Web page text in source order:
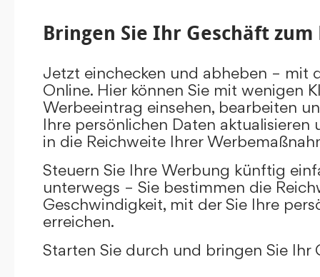
Bringen Sie Ihr Geschäft zum
Jetzt einchecken und abheben – mit
Online. Hier können Sie mit wenigen
Werbeeintrag einsehen, bearbeiten
Ihre persönlichen Daten aktualisieren
in die Reichweite Ihrer
Steuern Sie Ihre Werbung künftig
unterwegs – Sie bestimmen die
Geschwindigkeit, mit der Sie Ihre
erreichen.
Starten Sie durch und bringen Sie Ihr